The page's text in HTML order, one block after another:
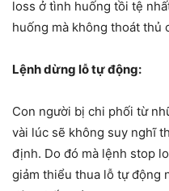
loss ở tình huống tồi tệ
huống mà không thoát thủ
Lệnh dừng lỗ tự động:
Con người bị chi phối từ
vài lúc sẽ không suy nghĩ
định. Do đó mà lệnh stop
giảm thiểu thua lỗ tự động